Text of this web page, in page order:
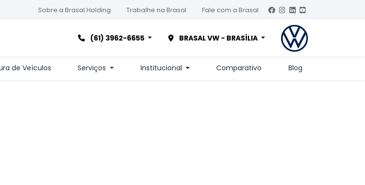
Sobre a Brasal Holding Trabalhe na Brasal Fale com a Brasal
(61) 3962-6655 BRASAL VW - BRASÍLIA
de Veículos Serviços Institucional Comparativo Blog